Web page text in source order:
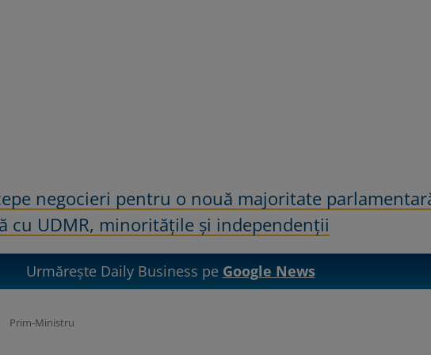
negocieri pentru o nouă majoritate
cu UDMR, minoritățile și independenții
Urmărește Daily Business pe Google News
Prim-Ministru